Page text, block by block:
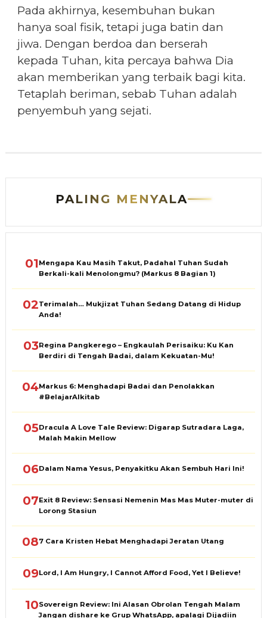
Pada akhirnya, kesembuhan bukan
hanya soal fisik, tetapi juga batin dan
jiwa. Dengan berdoa dan berserah
kepada Tuhan, kita percaya bahwa Dia
akan memberikan yang terbaik bagi kita.
Tetaplah beriman, sebab Tuhan adalah
penyembuh yang sejati.
PALING MENYALA
01Mengapa Kau Masih Takut, Padahal Tuhan Sudah
Berkali-kali Menolongmu? (Markus 8 Bagian 1)
02Terimalah… Mukjizat Tuhan Sedang Datang di Hidup
Anda!
03Regina Pangkerego – Engkaulah Perisaiku: Ku Kan
Berdiri di Tengah Badai, dalam Kekuatan-Mu!
04Markus 6: Menghadapi Badai dan Penolakkan
#BelajarAlkitab
05Dracula A Love Tale Review: Digarap Sutradara Laga,
Malah Makin Mellow
06Dalam Nama Yesus, Penyakitku Akan Sembuh Hari Ini!
07Exit 8 Review: Sensasi Nemenin Mas Mas Muter-muter di
Lorong Stasiun
087 Cara Kristen Hebat Menghadapi Jeratan Utang
09Lord, I Am Hungry, I Cannot Afford Food, Yet I Believe!
10Sovereign Review: Ini Alasan Obrolan Tengah Malam
Jangan dishare ke Grup WhatsApp, apalagi Dijadiin